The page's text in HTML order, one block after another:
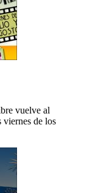
vuelve al
viernes de los